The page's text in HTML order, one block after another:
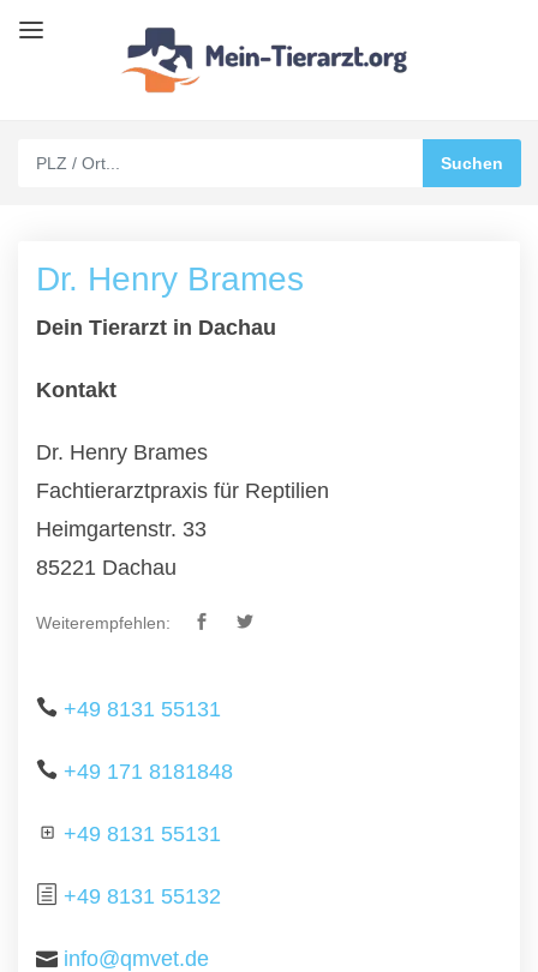
Dr. Henry Brames
Dein Tierarzt in Dachau
Kontakt
Dr. Henry Brames
Fachtierarztpraxis für Reptilien
Heimgartenstr. 33
85221 Dachau
Weiterempfehlen:
+49 8131 55131
+49 171 8181848
+49 8131 55131
+49 8131 55132
info@qmvet.de